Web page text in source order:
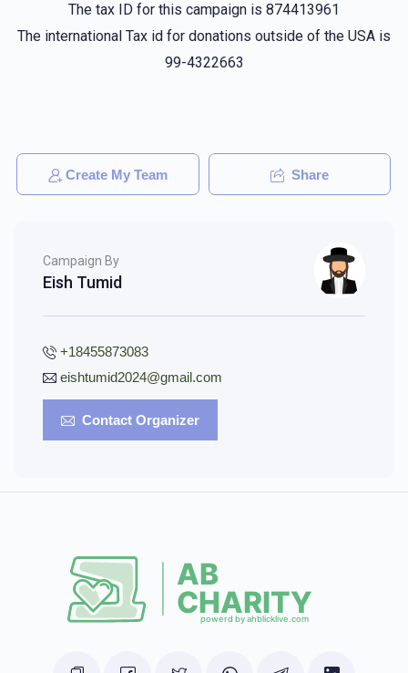
The tax ID for this campaign is 874413961
The international Tax id for donations outside of the USA is
99-4322663
Create My Team Share
Campaign By
Eish Tumid
+18455873083
eishtumid2024@gmail.com
Contact Organizer